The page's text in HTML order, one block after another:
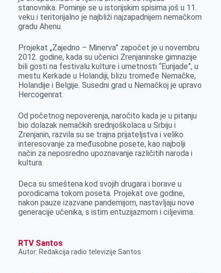
stanovnika. Pominje se u istorijskim spisima još u 11.
veku i teritorijalno je najbliži najzapadnijem nemačkom
gradu Ahenu.
Projekat „Zajedno – Minerva” započet je u novembru
2012. godine, kada su učenici Zrenjaninske gimnazije
bili gosti na festivalu kulture i umetnosti “Eurijade”, u
mestu Kerkade u Holandiji, blizu tromeđe Nemačke,
Holandije i Belgije. Susedni grad u Nemačkoj je upravo
Hercogenrat.
Od početnog nepoverenja, naročito kada je u pitanju
bio dolazak nemačkih srednjoškolaca u Srbiju i
Zrenjanin, razvila su se trajna prijateljstva i veliko
interesovanje za međusobne posete, kao najbolji
način za neposredno upoznavanje različitih naroda i
kultura.
Deca su smeštena kod svojih drugara i borave u
porodicama tokom poseta. Projekat ove godine,
nakon pauze izazvane pandemijom, nastavljaju nove
generacije učenika, s istim entuzijazmom i ciljevima.
RTV Santos
Autor: Redakcija radio televizije Santos